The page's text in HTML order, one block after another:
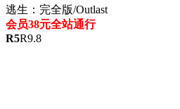
逃生：完全版/Outlast
会员38元全站通行
R5R9.8